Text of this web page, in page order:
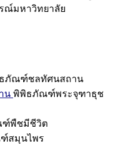
ณ์มหาวิทยาลัย
ภัณฑ์ชลทัศนสถาน
น พิพิธภัณฑ์พระจุฑาธุช
พืชมีชีวิต
สมุนไพร